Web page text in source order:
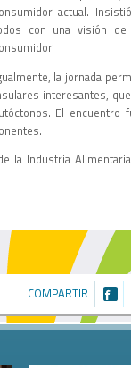
actual.
con una visión de
la jornada
interesantes,
El encuentro
la Industria
COMPARTIR